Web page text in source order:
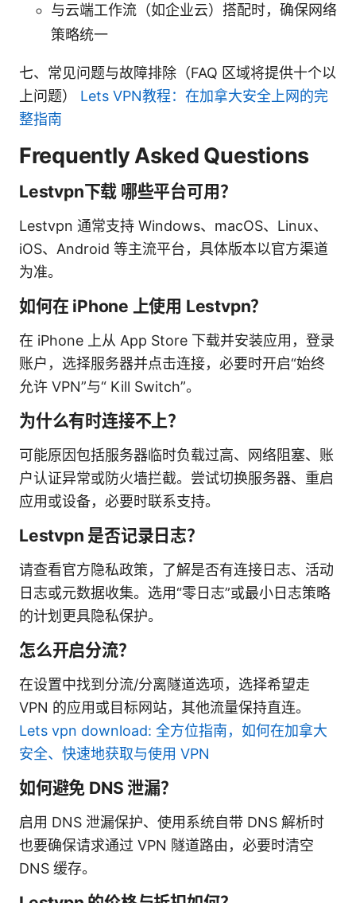
与云端工作流（如企业云）搭配时，确保网络
策略统一
七、常见问题与故障排除（FAQ 区域将提供十个以
上问题） Lets VPN教程：在加拿大安全上网的完
整指南
Frequently Asked Questions
Lestvpn下载 哪些平台可用？
Lestvpn 通常支持 Windows、macOS、Linux、
iOS、Android 等主流平台，具体版本以官方渠道
为准。
如何在 iPhone 上使用 Lestvpn？
在 iPhone 上从 App Store 下载并安装应用，登录
账户，选择服务器并点击连接，必要时开启“始终
允许 VPN”与“ Kill Switch”。
为什么有时连接不上？
可能原因包括服务器临时负载过高、网络阻塞、账
户认证异常或防火墙拦截。尝试切换服务器、重启
应用或设备，必要时联系支持。
Lestvpn 是否记录日志？
请查看官方隐私政策，了解是否有连接日志、活动
日志或元数据收集。选用“零日志”或最小日志策略
的计划更具隐私保护。
怎么开启分流？
在设置中找到分流/分离隧道选项，选择希望走
VPN 的应用或目标网站，其他流量保持直连。
Lets vpn download: 全方位指南，如何在加拿大
安全、快速地获取与使用 VPN
如何避免 DNS 泄漏？
启用 DNS 泄漏保护、使用系统自带 DNS 解析时
也要确保请求通过 VPN 隧道路由，必要时清空
DNS 缓存。